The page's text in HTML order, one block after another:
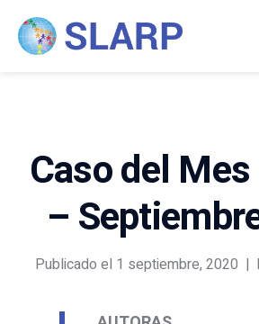
Caso del
–
Publicado el 1 septiembre, 2020